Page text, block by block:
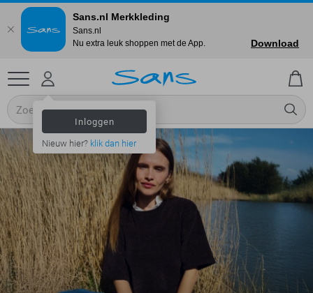
Inloggen
Nieuw hier? klik dan hier
Sans.nl Merkkleding
Sans.nl
Nu extra leuk shoppen met de App.
Download